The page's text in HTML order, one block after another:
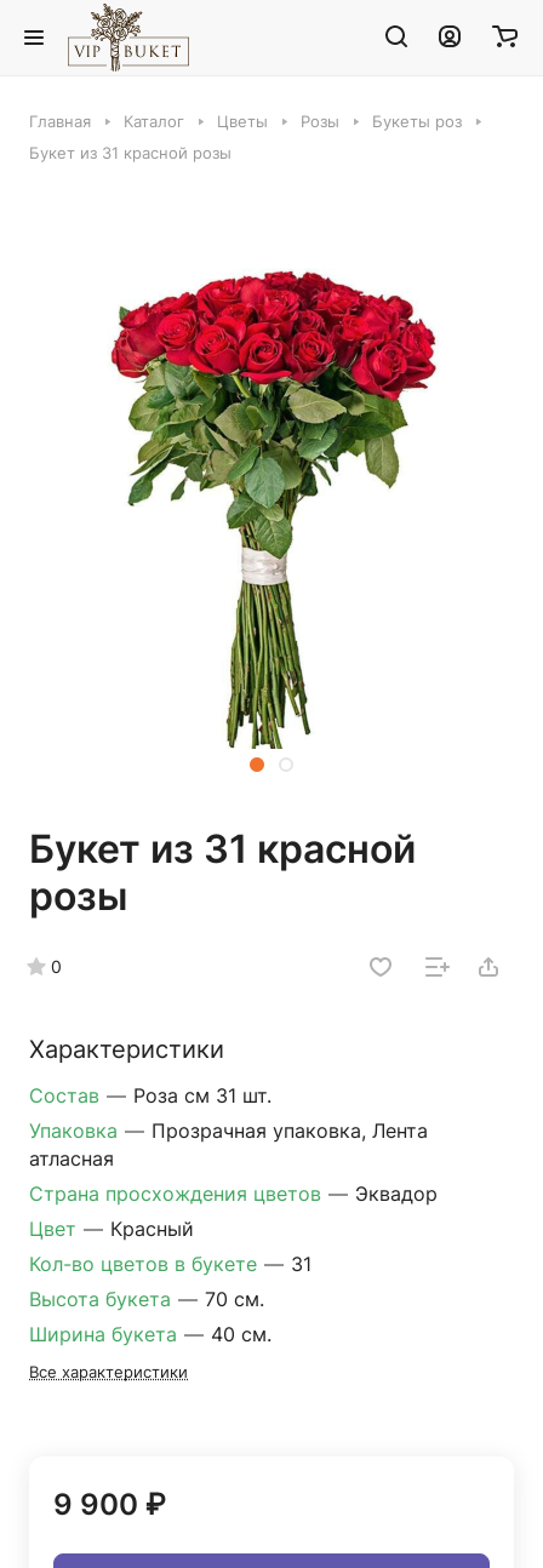
Главная Каталог Цветы Розы
Букеты роз
Букет из 31 красной розы
Букет из 31 красной
розы
0
Характеристики
Состав — Роза см 31 шт.
Упаковка — Прозрачная упаковка, Лента
атласная
Страна просхождения цветов — Эквадор
Цвет — Красный
Кол-во цветов в букете — 31
Высота букета — 70 см.
Ширина букета — 40 см.
Все характеристики
9 900 ₽